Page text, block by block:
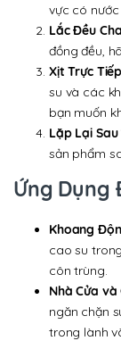
vực có nước
Lắc Đều
đồng đều,
Xịt Trực Tiếp
su và các
bạn muốn
Lặp Lại
sản phẩm
Ứng Dụng
Khoang
cao su
côn trùng.
Nhà Cửa và
ngăn chặn
trong lành